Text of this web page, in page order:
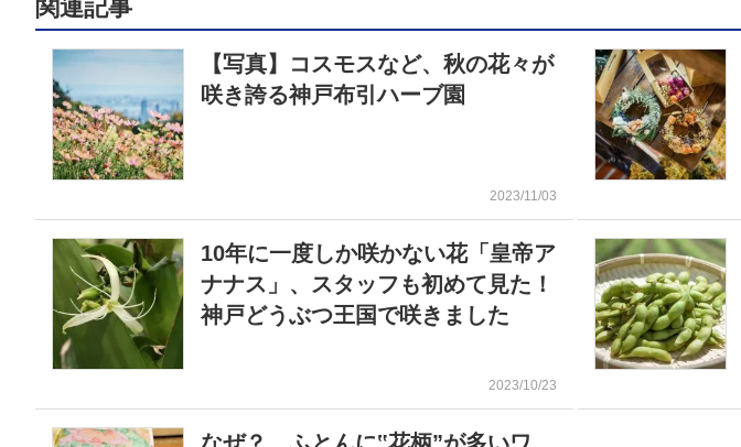
関連記事
【写真】コスモスなど、秋の花々が
咲き誇る神戸布引ハーブ園
2023/11/03
10年に一度しか咲かない花「皇帝ア
ナナス」、スタッフも初めて見た！
神戸どうぶつ王国で咲きました
2023/10/23